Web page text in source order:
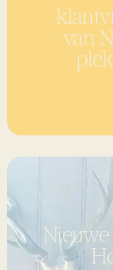
van
Nieuwe